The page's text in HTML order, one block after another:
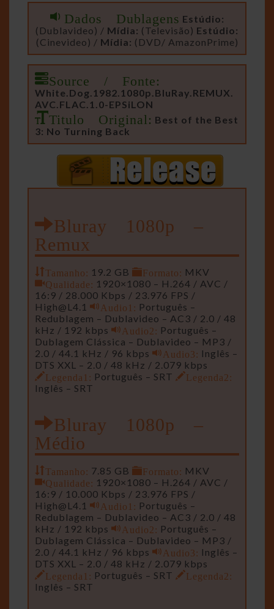
Dados Dublagens Estúdio:
(Dublavideo) / Mídia: (Televisão) Estúdio:
(Cinevideo) / Mídia: (DVD/ AmazonPrime)
Source / Fonte:
White.Dog.1982.1080p.BluRay.REMUX.
AVC.FLAC.1.0-EPSiLON
Titulo Original: Best of the Best
3: No Turning Back
Bluray 1080p –
Remux
Tamanho: 19.2 GB Formato: MKV
Qualidade: 1920×1080 – H.264 / AVC /
16:9 / 28.000 Kbps / 23.976 FPS /
High@L4.1
Audio1: Português –
Redublagem – Dublavideo – AC3 / 2.0 / 48
kHz / 192 kbps
Audio2: Português –
Dublagem Clássica – Dublavideo – MP3 /
2.0 / 44.1 kHz / 96 kbps
Audio3: Inglês –
DTS XXL – 2.0 / 48 kHz / 2.079 kbps
Legenda1: Português – SRT
Legenda2:
Inglês – SRT
Bluray 1080p –
Médio
Tamanho: 7.85 GB Formato: MKV
Qualidade: 1920×1080 – H.264 / AVC /
16:9 / 10.000 Kbps / 23.976 FPS /
High@L4.1
Audio1: Português –
Redublagem – Dublavideo – AC3 / 2.0 / 48
kHz / 192 kbps
Audio2: Português –
Dublagem Clássica – Dublavideo – MP3 /
2.0 / 44.1 kHz / 96 kbps
Audio3: Inglês –
DTS XXL – 2.0 / 48 kHz / 2.079 kbps
Legenda1: Português – SRT
Legenda2:
Inglês – SRT